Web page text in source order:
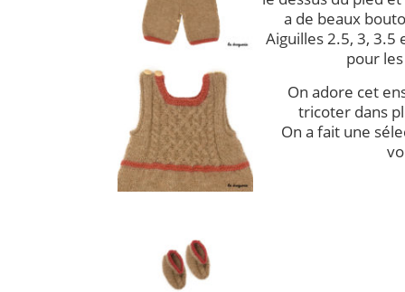
a de beaux
Aiguilles 2.5, 3, 3.5
pour
On adore cet
tricoter dans
On a fait une